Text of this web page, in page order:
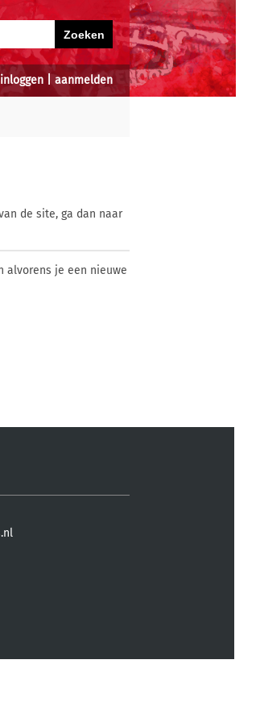
inloggen aanmelden
de site, ga dan naar
alvorens je een nieuwe